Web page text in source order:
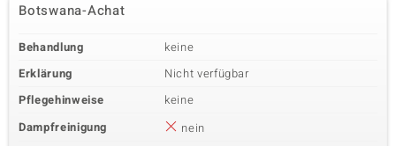
Botswana-Achat
Behandlung
keine
Erklärung
Nicht verfügbar
Pflegehinweise
keine
Dampfreinigung
nein